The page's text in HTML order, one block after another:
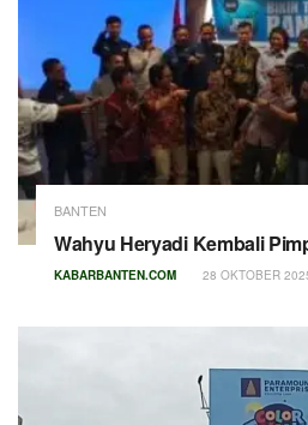
BANTEN
Wahyu Heryadi Kembali
KABARBANTEN.COM 28 OKTOBER